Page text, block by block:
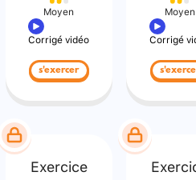
Moyen
Corrigé vidéo
s'exercer
Moyen
Corrigé
Exercice